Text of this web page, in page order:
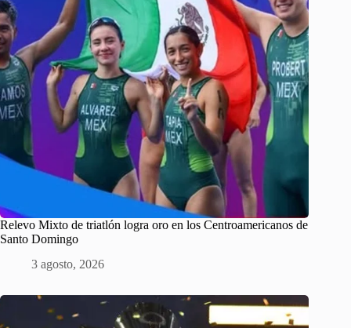
Relevo Mixto de triatlón logra oro en los Centroamericanos de
Santo Domingo
3 agosto, 2026